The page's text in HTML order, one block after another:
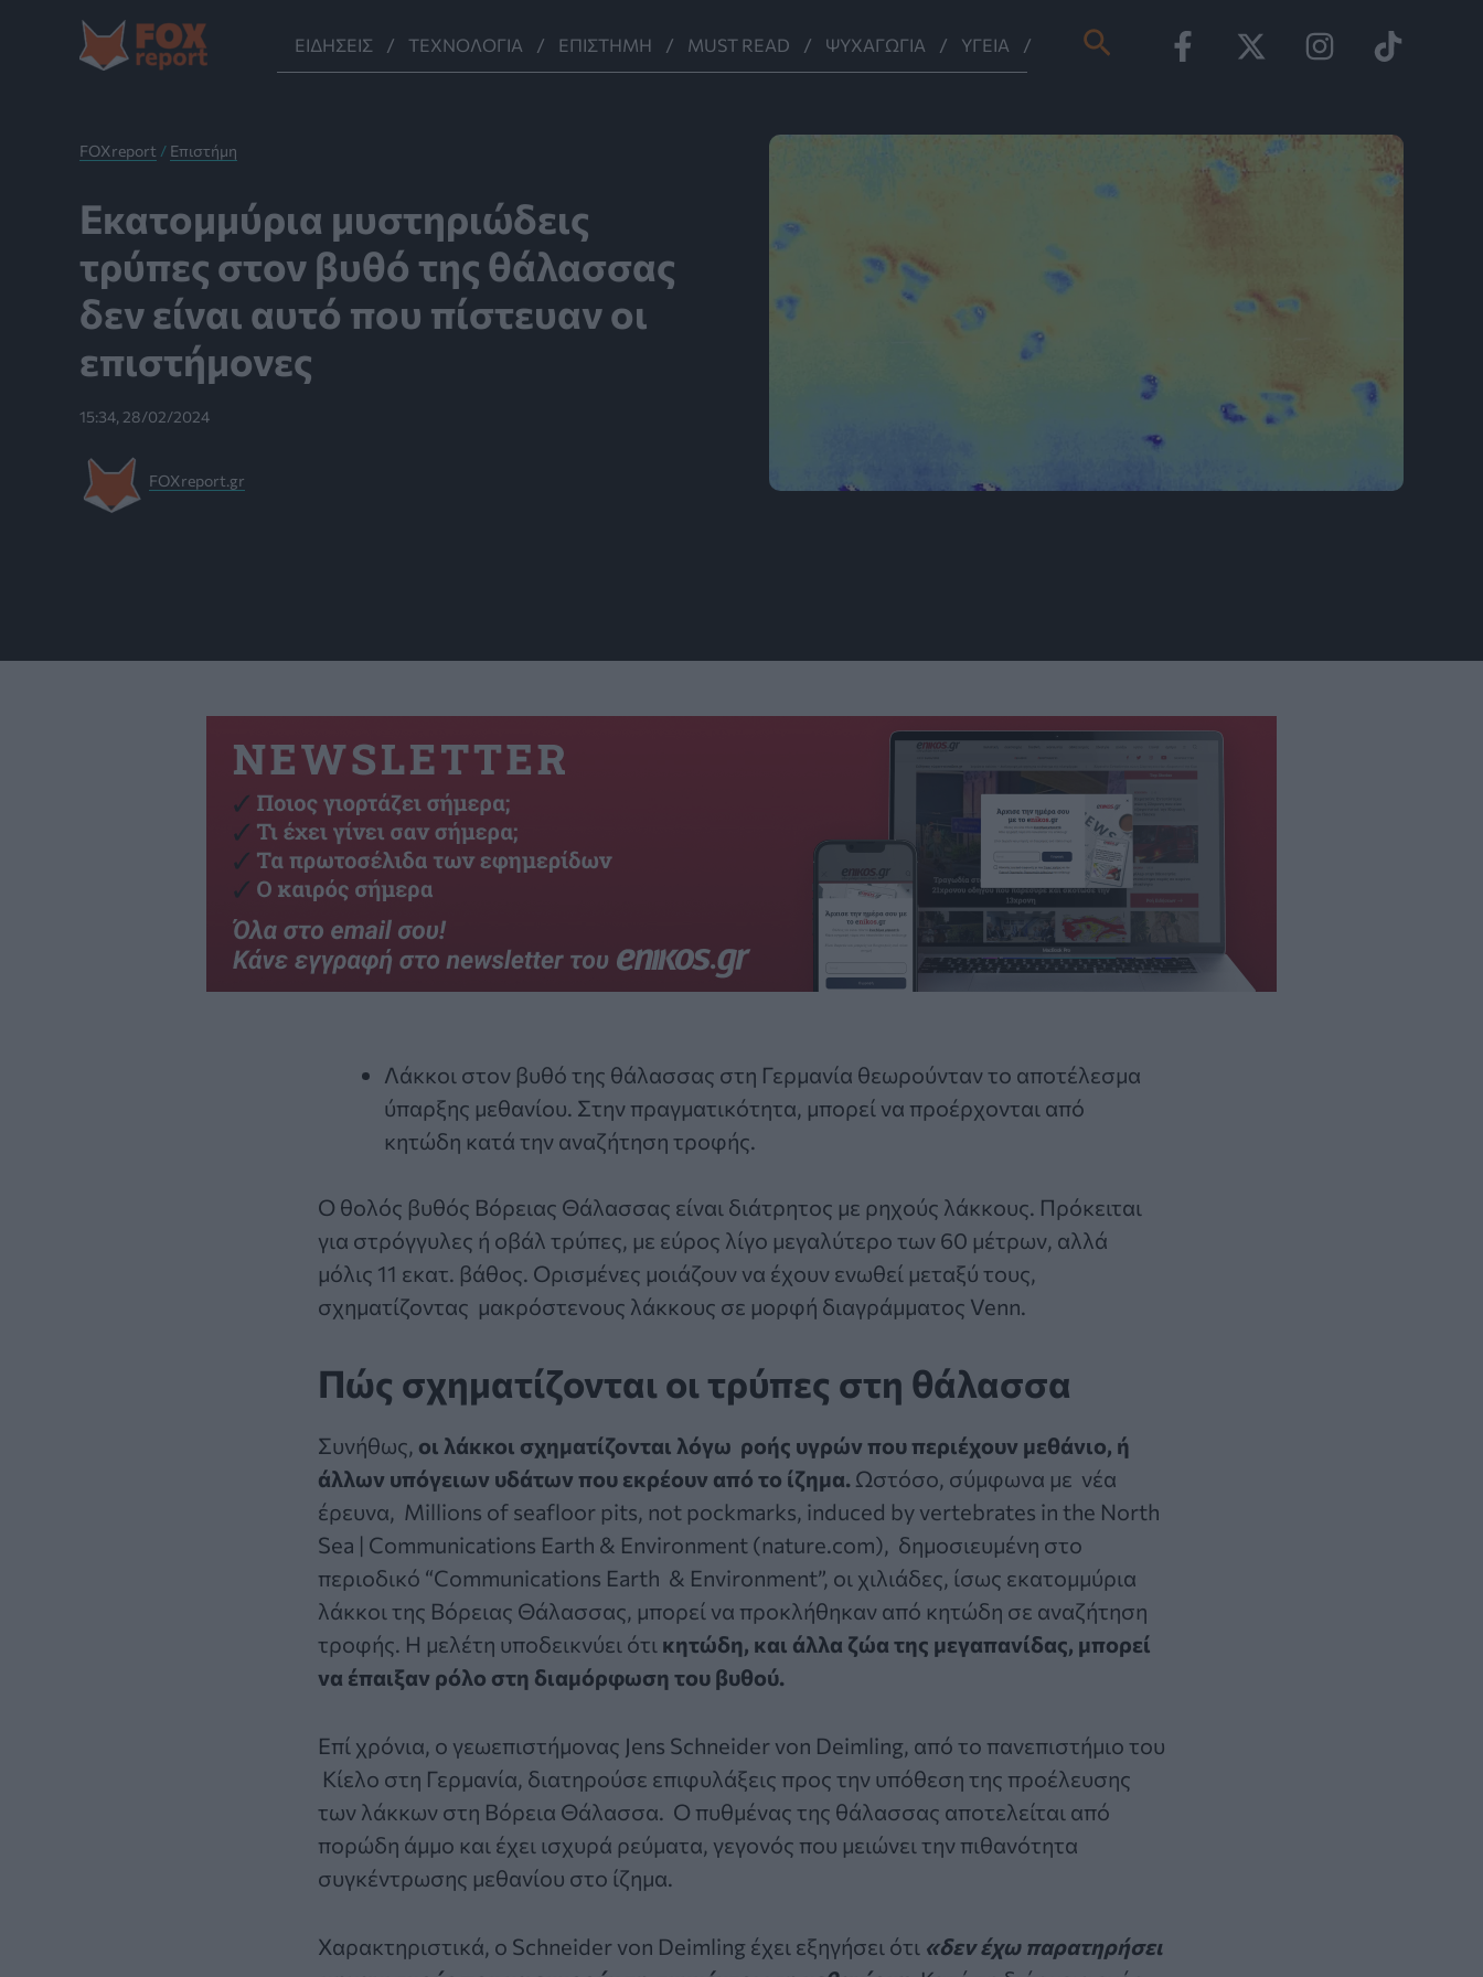
Μετάβαση
περιεχόμενο
ΕΙΔΉΣΕΙΣ ΤΕΧΝΟΛΟΓΊΑ ΕΠΙΣΤΉΜΗ MUST READ ΨΥΧΑΓΩΓΊΑ ΥΓΕΊΑ Αναζήτηση
FOXreport / Επιστήμη
Εκατομμύρια μυστηριώδεις
τρύπες στον βυθό της θάλασσας
δεν είναι αυτό που πίστευαν οι
επιστήμονες
15:34, 28/02/2024
FOXreport.gr
Λάκκοι στον βυθό της θάλασσας στη Γερμανία θεωρούνταν το αποτέλεσμα
ύπαρξης μεθανίου. Στην πραγματικότητα, μπορεί να προέρχονται από
κητώδη κατά την αναζήτηση τροφής.
Ο θολός βυθός Βόρειας Θάλασσας είναι διάτρητος με ρηχούς λάκκους. Πρόκειται
για στρόγγυλες ή οβάλ τρύπες, με εύρος λίγο μεγαλύτερο των 60 μέτρων, αλλά
μόλις 11 εκατ. βάθος. Ορισμένες μοιάζουν να έχουν ενωθεί μεταξύ τους,
σχηματίζοντας μακρόστενους λάκκους σε μορφή διαγράμματος Venn.
Πώς σχηματίζονται οι τρύπες στη θάλασσα
Συνήθως, οι λάκκοι σχηματίζονται λόγω ροής υγρών που περιέχουν μεθάνιο, ή
άλλων υπόγειων υδάτων που εκρέουν από το ίζημα. Ωστόσο, σύμφωνα με νέα
έρευνα, Millions of seafloor pits, not pockmarks, induced by vertebrates in the North
Sea | Communications Earth & Environment (nature.com), δημοσιευμένη στο
περιοδικό “Communications Earth & Environment”, οι χιλιάδες, ίσως εκατομμύρια
λάκκοι της Βόρειας Θάλασσας, μπορεί να προκλήθηκαν από κητώδη σε αναζήτηση
τροφής. Η μελέτη υποδεικνύει ότι κητώδη, και άλλα ζώα της μεγαπανίδας, μπορεί
να έπαιξαν ρόλο στη διαμόρφωση του βυθού.
Επί χρόνια, ο γεωεπιστήμονας Jens Schneider von Deimling, από το πανεπιστήμιο του
Κίελο στη Γερμανία, διατηρούσε επιφυλάξεις προς την υπόθεση της προέλευσης
των λάκκων στη Βόρεια Θάλασσα. Ο πυθμένας της θάλασσας αποτελείται από
πορώδη άμμο και έχει ισχυρά ρεύματα, γεγονός που μειώνει την πιθανότητα
συγκέντρωσης μεθανίου στο ίζημα.
Χαρακτηριστικά, ο Schneider von Deimling έχει εξηγήσει ότι «δεν έχω παρατηρήσει